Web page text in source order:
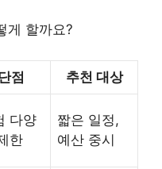
게 할까요?
점 추천 대상
다양
한
짧은 일정,
예산 중시